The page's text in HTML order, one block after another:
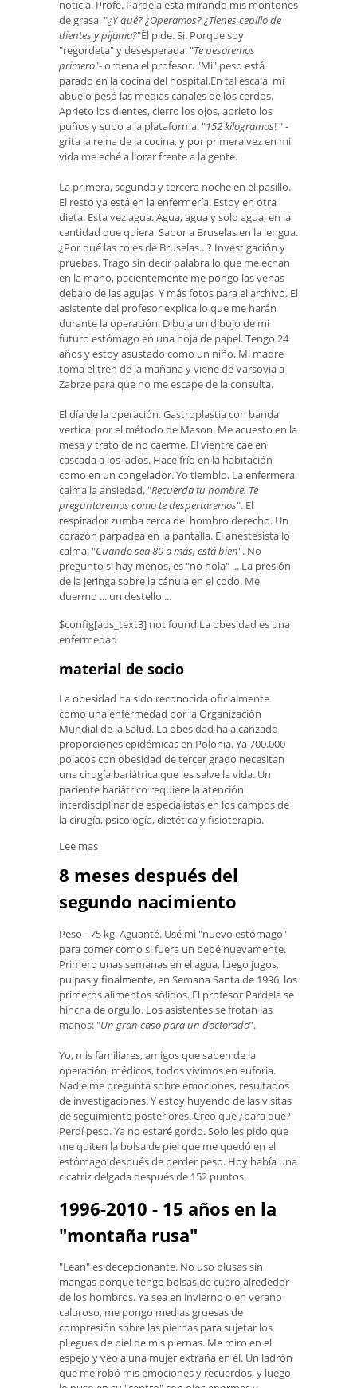
noticia. Profe. Pardela está mirando mis montones
de grasa. "¿Y qué? ¿Operamos? ¿Tienes cepillo de
dientes y pijama?"Él pide. Si. Porque soy
"regordeta" y desesperada. "Te pesaremos
primero"- ordena el profesor. "Mi" peso está
parado en la cocina del hospital.En tal escala, mi
abuelo pesó las medias canales de los cerdos.
Aprieto los dientes, cierro los ojos, aprieto los
puños y subo a la plataforma. "152 kilogramos! " -
grita la reina de la cocina, y por primera vez en mi
vida me eché a llorar frente a la gente.
La primera, segunda y tercera noche en el pasillo.
El resto ya está en la enfermería. Estoy en otra
dieta. Esta vez agua. Agua, agua y solo agua, en la
cantidad que quiera. Sabor a Bruselas en la lengua.
¿Por qué las coles de Bruselas…? Investigación y
pruebas. Trago sin decir palabra lo que me echan
en la mano, pacientemente me pongo las venas
debajo de las agujas. Y más fotos para el archivo. El
asistente del profesor explica lo que me harán
durante la operación. Dibuja un dibujo de mi
futuro estómago en una hoja de papel. Tengo 24
años y estoy asustado como un niño. Mi madre
toma el tren de la mañana y viene de Varsovia a
Zabrze para que no me escape de la consulta.
El día de la operación. Gastroplastia con banda
vertical por el método de Mason. Me acuesto en la
mesa y trato de no caerme. El vientre cae en
cascada a los lados. Hace frío en la habitación
como en un congelador. Yo tiemblo. La enfermera
calma la ansiedad. "Recuerda tu nombre. Te
preguntaremos como te despertaremos". El
respirador zumba cerca del hombro derecho. Un
corazón parpadea en la pantalla. El anestesista lo
calma. "Cuando sea 80 o más, está bien". No
pregunto si hay menos, es "no hola" ... La presión
de la jeringa sobre la cánula en el codo. Me
duermo ... un destello ...
$config[ads_text3] not found La obesidad es una
enfermedad
material de socio
La obesidad ha sido reconocida oficialmente
como una enfermedad por la Organización
Mundial de la Salud. La obesidad ha alcanzado
proporciones epidémicas en Polonia. Ya 700.000
polacos con obesidad de tercer grado necesitan
una cirugía bariátrica que les salve la vida. Un
paciente bariátrico requiere la atención
interdisciplinar de especialistas en los campos de
la cirugía, psicología, dietética y fisioterapia.
Lee mas
8 meses después del
segundo nacimiento
Peso - 75 kg. Aguanté. Usé mi "nuevo estómago"
para comer como si fuera un bebé nuevamente.
Primero unas semanas en el agua, luego jugos,
pulpas y finalmente, en Semana Santa de 1996, los
primeros alimentos sólidos. El profesor Pardela se
hincha de orgullo. Los asistentes se frotan las
manos: "Un gran caso para un doctorado”.
Yo, mis familiares, amigos que saben de la
operación, médicos, todos vivimos en euforia.
Nadie me pregunta sobre emociones, resultados
de investigaciones. Y estoy huyendo de las visitas
de seguimiento posteriores. Creo que ¿para qué?
Perdí peso. Ya no estaré gordo. Solo les pido que
me quiten la bolsa de piel que me quedó en el
estómago después de perder peso. Hoy había una
cicatriz delgada después de 152 puntos.
1996-2010 - 15 años en la
"montaña rusa"
"Lean" es decepcionante. No uso blusas sin
mangas porque tengo bolsas de cuero alrededor
de los hombros. Ya sea en invierno o en verano
caluroso, me pongo medias gruesas de
compresión sobre las piernas para sujetar los
pliegues de piel de mis piernas. Me miro en el
espejo y veo a una mujer extraña en él. Un ladrón
que me robó mis emociones y recuerdos, y luego